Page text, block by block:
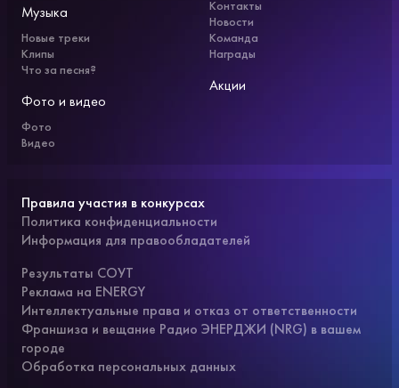
Музыка
Новые треки
Клипы
Что за песня?
Фото и видео
Фото
Видео
Контакты
Новости
Команда
Награды
Акции
Правила участия в конкурсах
Политика конфиденциальности
Информация для правообладателей
Результаты СОУТ
Реклама на ENERGY
Интеллектуальные права и отказ от ответственности
Франшиза и вещание Радио ЭНЕРДЖИ (NRG) в вашем
городе
Обработка персональных данных